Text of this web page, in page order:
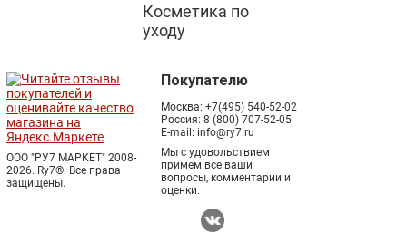
Косметика по
уходу
ООО "РУ7 МАРКЕТ" 2008-
2026. Ry7®. Все права
защищены.
Покупателю
Москва: +7(495) 540-52-02
Россия: 8 (800) 707-52-05
E-mail: info@ry7.ru
Мы с удовольствием
примем все ваши
вопросы, комментарии и
оценки.